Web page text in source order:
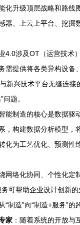
化升级顶层战略和路线
器、上云上平台、挖掘
4.0涉及OT（运营技术
需提供将各类异构设备
新兴技术平台无缝连接
题。
智能制造的核心是数据驱
，构建数据分析模型，
化为工艺优化、预测性
网络化协同、个性化定
可帮助企业设计创新
制造”向“制造+服务”的
家 ：随着系统的开放与